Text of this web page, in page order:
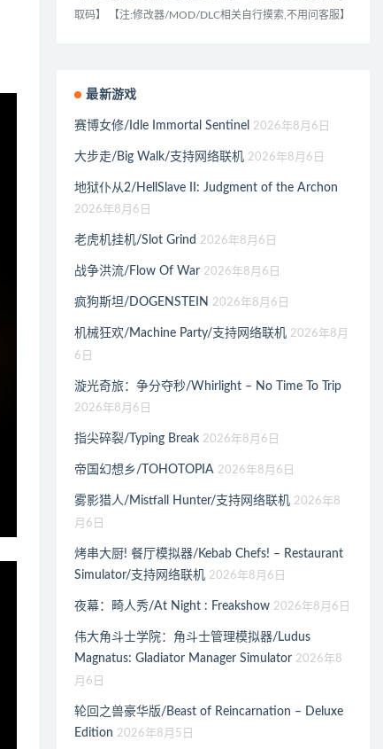
取码】 【注:修改器/MOD/DLC相关自行摸索,不用问客服】
最新游戏
赛博女修/Idle Immortal Sentinel 2026年8月6日
大步走/Big Walk/支持网络联机 2026年8月6日
地狱仆从2/HellSlave II: Judgment of the Archon
2026年8月6日
老虎机挂机/Slot Grind 2026年8月6日
战争洪流/Flow Of War 2026年8月6日
疯狗斯坦/DOGENSTEIN 2026年8月6日
机械狂欢/Machine Party/支持网络联机 2026年8月
6日
漩光奇旅：争分夺秒/Whirlight – No Time To Trip
2026年8月6日
指尖碎裂/Typing Break 2026年8月6日
帝国幻想乡/TOHOTOPIA 2026年8月6日
雾影猎人/Mistfall Hunter/支持网络联机 2026年8
月6日
烤串大厨! 餐厅模拟器/Kebab Chefs! – Restaurant
Simulator/支持网络联机 2026年8月6日
夜幕：畸人秀/At Night : Freakshow 2026年8月6日
伟大角斗士学院：角斗士管理模拟器/Ludus
Magnatus: Gladiator Manager Simulator 2026年8
月6日
轮回之兽豪华版/Beast of Reincarnation – Deluxe
Edition 2026年8月5日